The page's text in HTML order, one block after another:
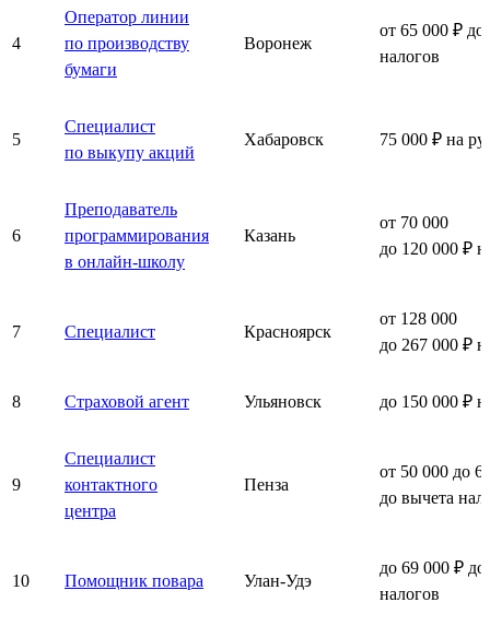
4
Оператор линии
по производству
бумаги
Воронеж
от 65 000 ₽ до
налогов
5
Специалист
по выкупу акций
Хабаровск 75 000 ₽ на
6
Преподаватель
программирования
в онлайн-школу
Казань
от 70 000
до 120 000 ₽
7 Специалист Красноярск
от 128 000
до 267 000 ₽
8 Страховой агент Ульяновск до 150 000 ₽
9
Специалист
контактного
центра
Пенза
от 50 000 до
до вычета
10 Помощник повара Улан-Удэ
до 69 000 ₽ до
налогов